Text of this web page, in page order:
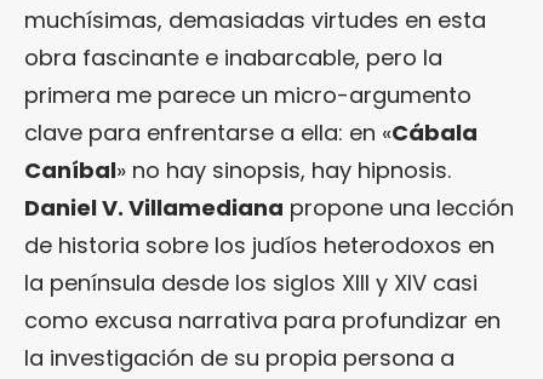
muchísimas, demasiadas virtudes en esta
obra fascinante e inabarcable, pero la
primera me parece un micro-argumento
clave para enfrentarse a ella: en «Cábala
Caníbal» no hay sinopsis, hay hipnosis.
Daniel V. Villamediana propone una lección
de historia sobre los judíos heterodoxos en
la península desde los siglos XIII y XIV casi
como excusa narrativa para profundizar en
la investigación de su propia persona a